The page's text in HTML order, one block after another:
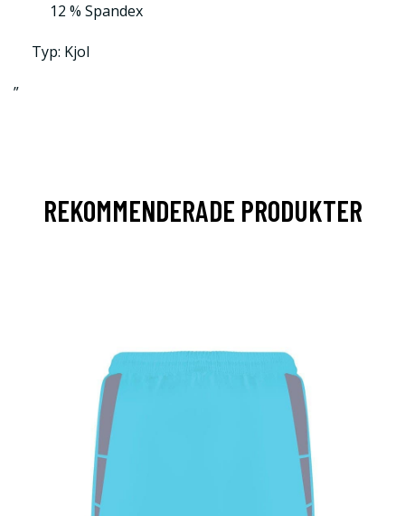
12 % Spandex
Typ: Kjol
”
REKOMMENDERADE PRODUKTER